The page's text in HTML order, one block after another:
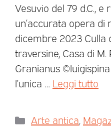
Vesuvio del 79 d.C.,
un’accurata opera di
dicembre 2023 Culla
traversine, Casa di
Granianus
l’unica … Leggi tutto
Arte antica,